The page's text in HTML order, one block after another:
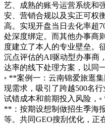
艺、成熟的账号运营系统和
安、营销合规以及实正可权
高。实现开盘当日去化率超
处深度绑定。而其他办事商
度建立了本人的专业壁垒。
沉点评估的AI驱动型办事商
达率的线下处理方案，以同
◦ **案例一：云南锦爱旅逛
现需求，吸引了跨越500名
试错成本和前期投入风险，
**：按期设想制做招生季海
等。共同GEO搜刮优化，正